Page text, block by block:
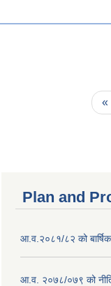
«
Plan and
आ.व.२०८१/८२ को
आ.व. २०७८/०७९ को